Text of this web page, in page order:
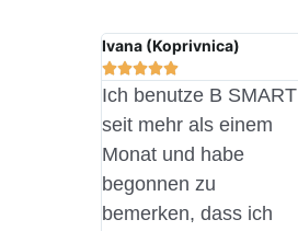
Ivana (Koprivnica)

Ich benutze B SMART
seit mehr als einem
Monat und habe
begonnen zu
bemerken, dass ich